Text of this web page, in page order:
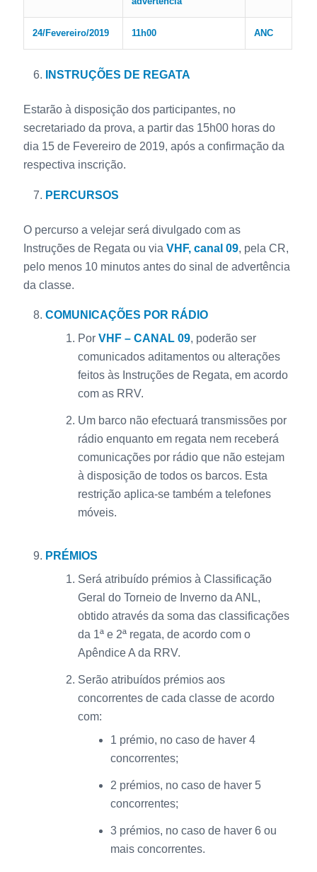
24/Fevereiro/2019 11h00 ANC
INSTRUÇÕES DE REGATA
Estarão à disposição dos participantes, no
secretariado da prova, a partir das 15h00 horas do
dia 15 de Fevereiro de 2019, após a confirmação da
respectiva inscrição.
PERCURSOS
O percurso a velejar será divulgado com as
Instruções de Regata ou via VHF, canal 09, pela CR,
pelo menos 10 minutos antes do sinal de advertência
da classe.
COMUNICAÇÕES POR RÁDIO
PorVHF – CANAL 09, poderão ser
comunicados aditamentos ou alterações
feitos às Instruções de Regata, em acordo
com as RRV.
Um barco não efectuará transmissões por
rádio enquanto em regata nem receberá
comunicações por rádio que não estejam
à disposição de todos os barcos. Esta
restrição aplica-se também a telefones
móveis.
PRÉMIOS
Será atribuído prémios à Classificação
Geral do Torneio de Inverno da ANL,
obtido através da soma das classificações
da 1ª e 2ª regata, de acordo com o
Apêndice A da RRV.
Serão atribuídos prémios aos
concorrentes de cada classe de acordo
com:
1 prémio, no caso de haver 4
concorrentes;
2 prémios, no caso de haver 5
concorrentes;
3 prémios, no caso de haver 6 ou
mais concorrentes.